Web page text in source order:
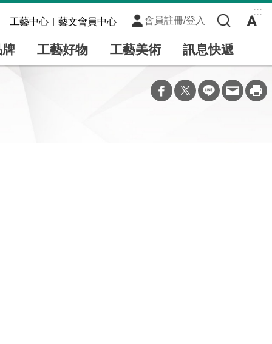
:::
工藝中心 藝文會員中心 會員註冊/登入
工藝好物 工藝美術 訊息快遞